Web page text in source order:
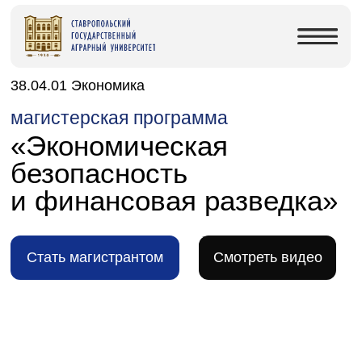
«Экономическая
безопасность
и финансовая разведка»
Cмотреть видео
Стать магистрантом